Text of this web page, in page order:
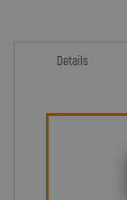
Details